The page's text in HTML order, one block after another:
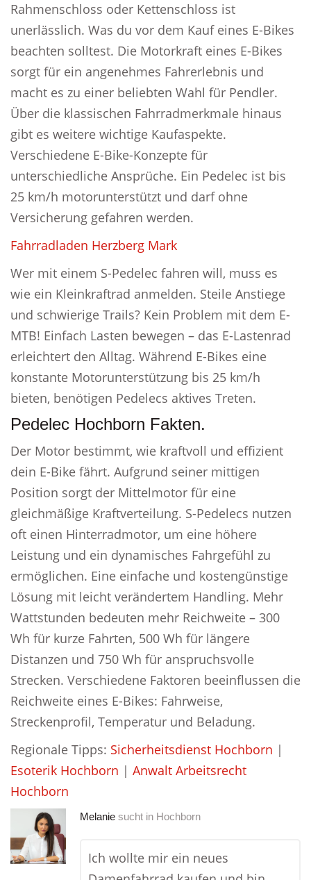
Rahmenschloss oder Kettenschloss ist
unerlässlich. Was du vor dem Kauf eines E-Bikes
beachten solltest. Die Motorkraft eines E-Bikes
sorgt für ein angenehmes Fahrerlebnis und
macht es zu einer beliebten Wahl für Pendler.
Über die klassischen Fahrradmerkmale hinaus
gibt es weitere wichtige Kaufaspekte.
Verschiedene E-Bike-Konzepte für
unterschiedliche Ansprüche. Ein Pedelec ist bis
25 km/h motorunterstützt und darf ohne
Versicherung gefahren werden.
Fahrradladen Herzberg Mark
Wer mit einem S-Pedelec fahren will, muss es
wie ein Kleinkraftrad anmelden. Steile Anstiege
und schwierige Trails? Kein Problem mit dem E-
MTB! Einfach Lasten bewegen – das E-Lastenrad
erleichtert den Alltag. Während E-Bikes eine
konstante Motorunterstützung bis 25 km/h
bieten, benötigen Pedelecs aktives Treten.
Pedelec Hochborn Fakten.
Der Motor bestimmt, wie kraftvoll und effizient
dein E-Bike fährt. Aufgrund seiner mittigen
Position sorgt der Mittelmotor für eine
gleichmäßige Kraftverteilung. S-Pedelecs nutzen
oft einen Hinterradmotor, um eine höhere
Leistung und ein dynamisches Fahrgefühl zu
ermöglichen. Eine einfache und kostengünstige
Lösung mit leicht verändertem Handling. Mehr
Wattstunden bedeuten mehr Reichweite – 300
Wh für kurze Fahrten, 500 Wh für längere
Distanzen und 750 Wh für anspruchsvolle
Strecken. Verschiedene Faktoren beeinflussen die
Reichweite eines E-Bikes: Fahrweise,
Streckenprofil, Temperatur und Beladung.
Regionale Tipps: Sicherheitsdienst Hochborn |
Esoterik Hochborn | Anwalt Arbeitsrecht
Hochborn
Melanie sucht in Hochborn
Ich wollte mir ein neues